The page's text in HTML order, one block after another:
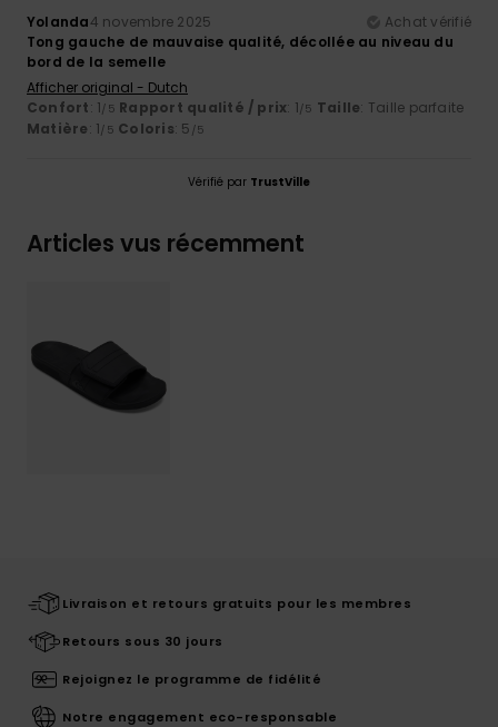
Yolanda4 novembre 2025
Achat vérifié
Tong gauche de mauvaise qualité, décollée au niveau du
bord de la semelle
Afficher original - Dutch
Confort: 1/5 Rapport qualité / prix: 1/5 Taille: Taille parfaite
Matière: 1/5 Coloris: 5 /5
Vérifié par TrustVille
Articles vus récemment
Livraison et retours gratuits pour les membres
Retours sous 30 jours
Rejoignez le programme de fidélité
Notre engagement eco-responsable